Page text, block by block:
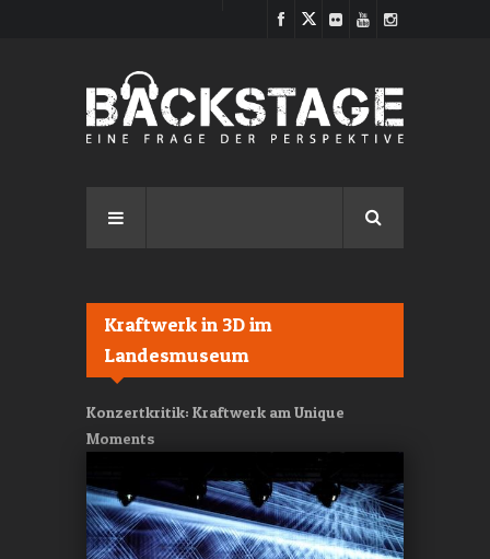
Kraftwerk in 3D im
Landesmuseum
Konzertkritik: Kraftwerk am Unique
Moments